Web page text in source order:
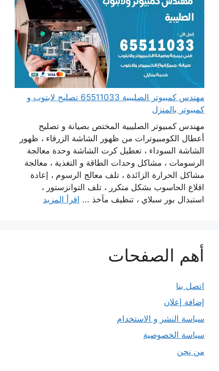
مهندس كمبيوتر الصليبية 65511033 تصليح لابتوب و
كمبيوتر بالمنزل
مهندس كمبيوتر الصليبية المختص بصيانة و تصليح
أعطال الكومبيوترات من ظهور الشاشة الزرقاء ، ظهور
الشاشة السوداء ، تعطيل كرت الشاشة وحدة معالجة
الرسومات ، مشاكل وحدات الطاقة و التغذية ، معالجة
مشاكل الحرارة الزائدة ، تلف معالج الرسوم ، إعادة
اقلاع الحاسوب بشكل متكرر ، تلف التوانزستور ،
استبدال بور سبلاي ، تنظيف مآخذ ... اقرأ المزيد
أهم الصفحات
اتصل بنا
إضافة إعلان
سياسة النشر و الاستخدام
سياسة الخصوصية
من نحن